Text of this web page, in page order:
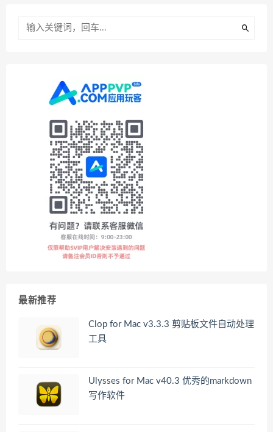
最新推荐
Clop for Mac v3.3.3 剪贴板文件自动处理
工具
Ulysses for Mac v40.3 优秀的markdown
写作软件